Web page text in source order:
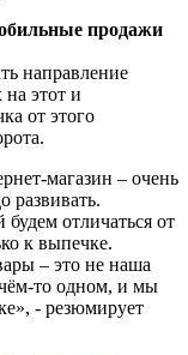
продажи
направление
этот и
от этого
магазин – очень
развивать.
отличаться от
к выпечке.
– это не наша
то одном, и мы
- резюмирует